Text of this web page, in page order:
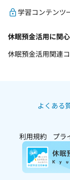
学習コンテンツ
休眠預金活用に関
休眠預金活用関連
よくある
利用規約 プラ